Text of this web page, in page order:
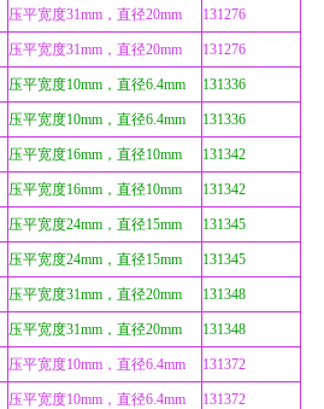
压平宽度31mm，直径20mm 131276
压平宽度31mm，直径20mm 131276
压平宽度10mm，直径6.4mm 131336
压平宽度10mm，直径6.4mm 131336
压平宽度16mm，直径10mm 131342
压平宽度16mm，直径10mm 131342
压平宽度24mm，直径15mm 131345
压平宽度24mm，直径15mm 131345
压平宽度31mm，直径20mm 131348
压平宽度31mm，直径20mm 131348
压平宽度10mm，直径6.4mm 131372
压平宽度10mm，直径6.4mm 131372